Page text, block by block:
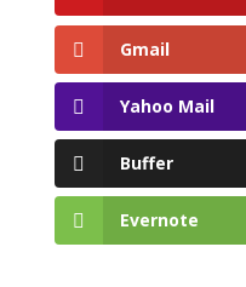
Gmail
Yahoo Mail
Buffer
Evernote